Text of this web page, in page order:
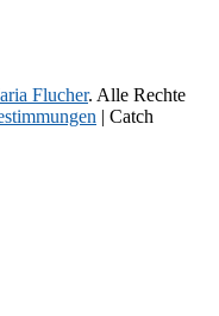
Flucher. Alle Rechte
| Catch